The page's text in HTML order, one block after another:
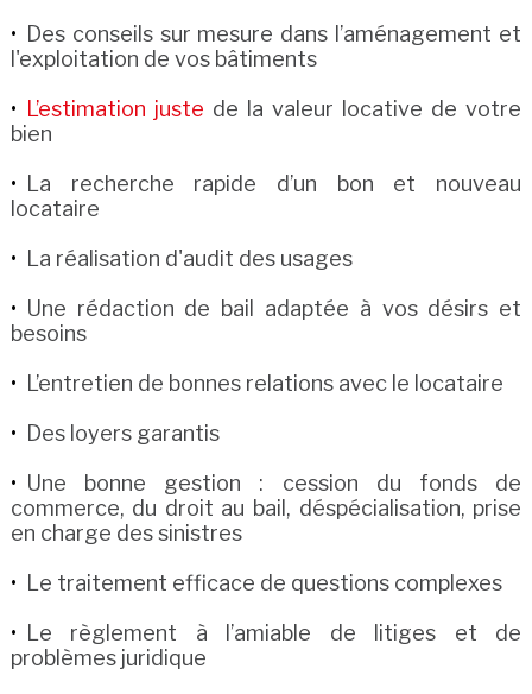
Des conseils sur mesure dans l’aménagement et
l'exploitation de vos bâtiments
L’estimation juste de la valeur locative de votre
bien
La recherche rapide d’un bon et nouveau
locataire
La réalisation d'audit des usages
Une rédaction de bail adaptée à vos désirs et
besoins
L’entretien de bonnes relations avec le locataire
Des loyers garantis
Une bonne gestion : cession du fonds de
commerce, du droit au bail, déspécialisation, prise
en charge des sinistres
Le traitement efficace de questions complexes
Le règlement à l’amiable de litiges et de
problèmes juridique